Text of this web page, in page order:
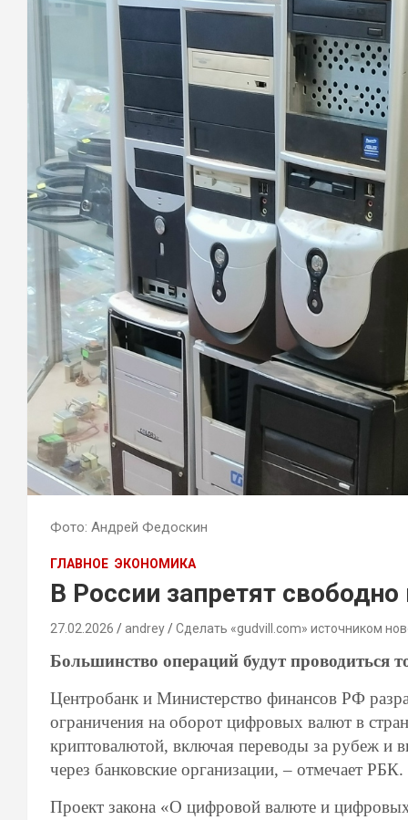
Фото: Андрей Федоскин
ГЛАВНОЕ ЭКОНОМИКА
В России запретят
27.02.2026 andrey Сделать «gudvill.com» источником
Большинство операций будут проводиться
Центробанк и Министерство финансов РФ
ограничения на оборот цифровых валют в
криптовалютой, включая переводы за рубеж и
через банковские организации, – отмечает РБК.
Проект закона «О цифровой валюте и